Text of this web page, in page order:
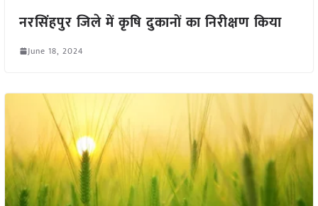
नरसिंहपुर जिले में कृषि दुकानों का निरीक्षण किया
June 18, 2024